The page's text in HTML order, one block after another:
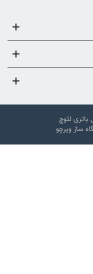
باتری لئوچ
ساز ویرچو